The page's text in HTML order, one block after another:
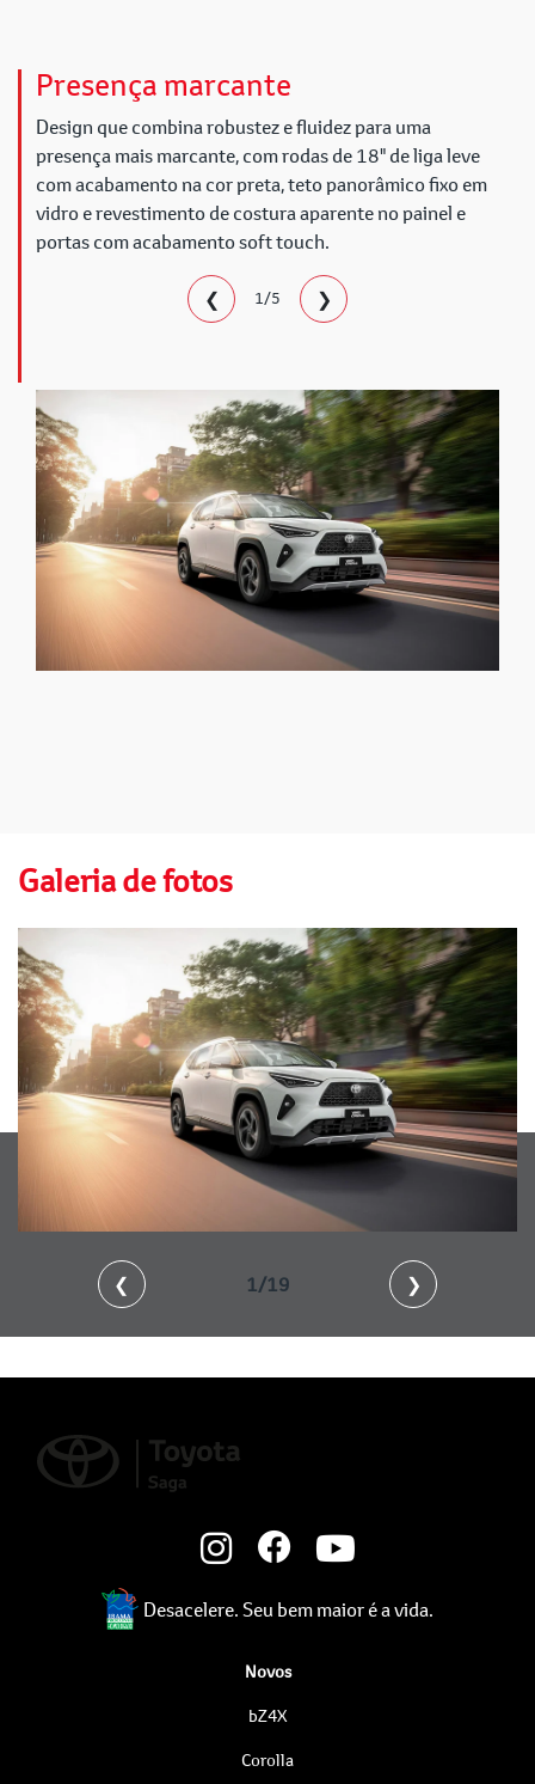
Presença marcante
Design que combina robustez e fluidez para uma
presença mais marcante, com rodas de 18" de liga leve
com acabamento na cor preta, teto panorâmico fixo em
vidro e revestimento de costura aparente no painel e
portas com acabamento soft touch.
❮ 1/5 ❯
Galeria de fotos
❮ 1/19 ❯
Desacelere. Seu bem maior é a vida.
Novos
bZ4X
Corolla